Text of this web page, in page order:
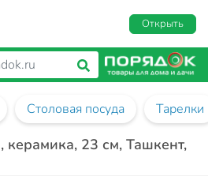
Открыть
Столовая посуда Тарелки
керамика, 23 см, Ташкент,